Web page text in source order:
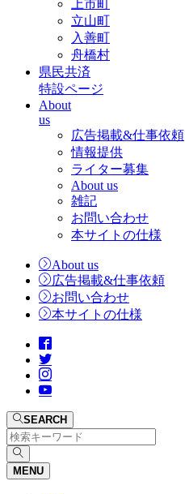
上市町
立山町
入善町
舟橋村
県民共済
特設ページ
About
us
広告掲載&仕事依頼
情報提供
ライター募集
About us
雑記
お問い合わせ
本サイトの仕様
About us
広告掲載&仕事依頼
お問い合わせ
本サイトの仕様
SEARCH
MENU